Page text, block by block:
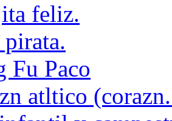
feliz.
Fu Paco
atltico